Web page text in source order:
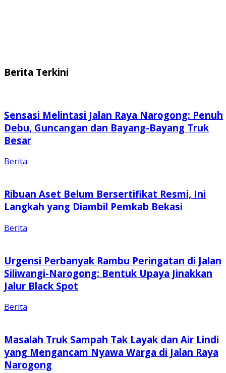
Berita Terkini
Sensasi Melintasi Jalan Raya Narogong: Penuh
Debu, Guncangan dan Bayang-Bayang Truk
Besar
Berita
Ribuan Aset Belum Bersertifikat Resmi, Ini
Langkah yang Diambil Pemkab Bekasi
Berita
Urgensi Perbanyak Rambu Peringatan di Jalan
Siliwangi-Narogong: Bentuk Upaya Jinakkan
Jalur Black Spot
Berita
Masalah Truk Sampah Tak Layak dan Air Lindi
yang Mengancam Nyawa Warga di Jalan Raya
Narogong